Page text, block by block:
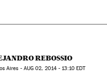
REBOSSIO
Aires - AUG 02, 2014 - 13:10EDT